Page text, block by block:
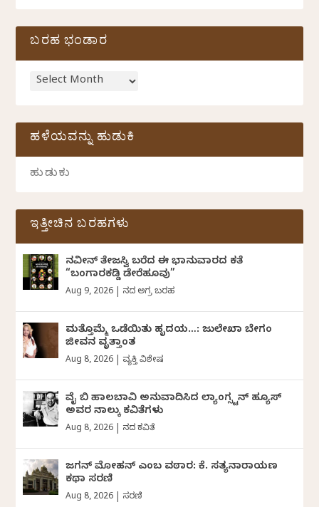
ಬರಹ ಭಂಡಾರ
ಹಳೆಯವನ್ನು ಹುಡುಕಿ
ಇತ್ತೀಚಿನ ಬರಹಗಳು
ನವೀನ್‌ ತೇಜಸ್ವಿ ಬರೆದ ಈ ಭಾನುವಾರದ ಕತೆ
“ಬಂಗಾರಕಡ್ಡಿ ಡೇರೆಹೂವು”
Aug 9, 2026 ದಿನದ ಅಗ್ರ ಬರಹ
ಮತ್ತೊಮ್ಮೆ ಒಡೆಯಿತು ಹೃದಯ…: ಜುಲೇಖಾ ಬೇಗಂ
ಜೀವನ ವೃತ್ತಾಂತ
Aug 8, 2026 ವ್ಯಕ್ತಿ ವಿಶೇಷ
ವೈ ಬಿ ಹಾಲಬಾವಿ ಅನುವಾದಿಸಿದ ಲ್ಯಾಂಗ್ಸ್ಟನ್ ಹ್ಯೂಸ್
ಅವರ ನಾಲ್ಕು ಕವಿತೆಗಳು
Aug 8, 2026 ದಿನದ ಕವಿತೆ
ಜಗನ್‌ ಮೋಹನ್‌ ಎಂಬ ವಠಾರ: ಕೆ. ಸತ್ಯನಾರಾಯಣ
ಕಥಾ ಸರಣಿ
Aug 8, 2026 ಸರಣಿ